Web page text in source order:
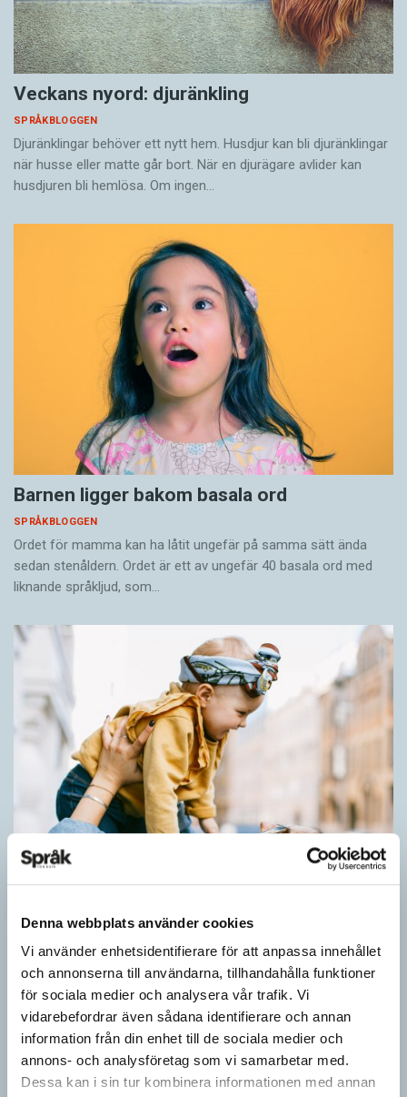
Denna webbplats använder cookies
Vi använder enhetsidentifierare för att anpassa innehållet
och annonserna till användarna, tillhandahålla funktioner
för sociala medier och analysera vår trafik. Vi
vidarebefordrar även sådana identifierare och annan
information från din enhet till de sociala medier och
annons- och analysföretag som vi samarbetar med.
Dessa kan i sin tur kombinera informationen med annan
Veckans nyord: djuränkling
SPRÅKBLOGGEN
Djuränklingar behöver ett nytt hem. Husdjur kan bli djuränklingar
när husse eller matte går bort. När en djurägare avlider kan
husdjuren bli hemlösa. Om ingen…
Barnen ligger bakom basala ord
SPRÅKBLOGGEN
Ordet för mamma kan ha låtit ungefär på samma sätt ända
sedan stenåldern. Ordet är ett av ungefär 40 basala ord med
liknande språkljud, som…
Barn lär sig komplexa satser tidigt
SPRÅKBLOGGEN
Små barn, som ännu inte kan tala, kan redan ha snappat upp
flerordiga fraser. Detta kan också vara skillnaden mellan hur
barn och vuxna tillägnar…